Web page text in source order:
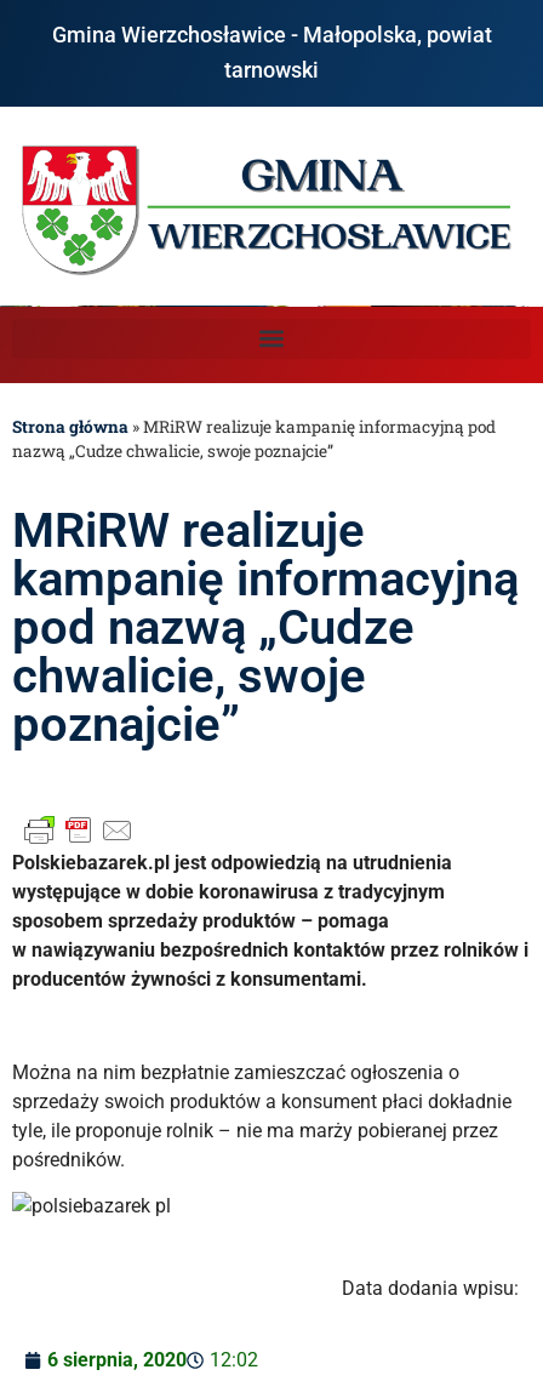
Gmina Wierzchosławice - Małopolska, powiat
tarnowski
Strona główna »MRiRW realizuje kampanię informacyjną pod
nazwą „Cudze chwalicie, swoje poznajcie”
MRiRW realizuje
kampanię informacyjną
pod nazwą „Cudze
chwalicie, swoje
poznajcie”
Polskiebazarek.pl jest odpowiedzią na utrudnienia
występujące w dobie koronawirusa z tradycyjnym
sposobem sprzedaży produktów – pomaga
w nawiązywaniu bezpośrednich kontaktów przez rolników i
producentów żywności z konsumentami.
Można na nim bezpłatnie zamieszczać ogłoszenia o
sprzedaży swoich produktów a konsument płaci dokładnie
tyle, ile proponuje rolnik – nie ma marży pobieranej przez
pośredników.
Data dodania wpisu:
6 sierpnia, 2020 12:02